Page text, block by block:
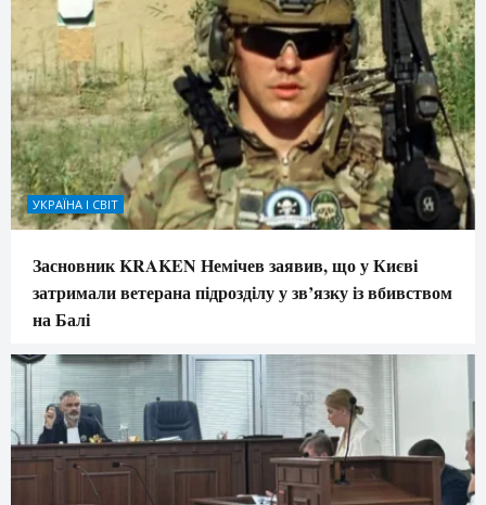
УКРАЇНА І СВІТ
Засновник KRAKEN Немічев заявив, що у Києві
затримали ветерана підрозділу у зв’язку із вбивством
на Балі